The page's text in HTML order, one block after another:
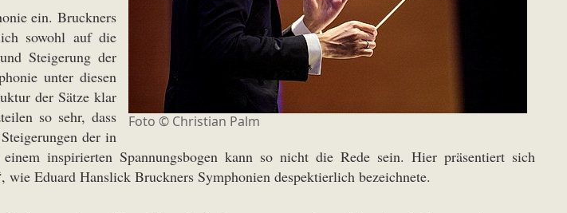
Foto © Christian Palm
ein. Bruckners
sowohl auf die
Steigerung der
unter diesen
der Sätze klar
so sehr, dass
der in
inspirierten Spannungsbogen kann so nicht die Rede sein. Hier präsentiert sich
Eduard Hanslick Bruckners Symphonien despektierlich bezeichnete.